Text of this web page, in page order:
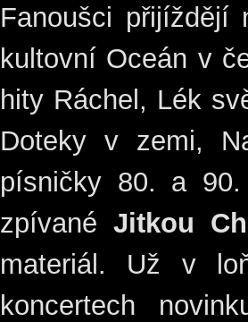
Fanoušci přijíždějí
kultovní Oceán v
hity Ráchel, Lék
Doteky v zemi,
písničky 80. a
zpívané Jitkou
materiál. Už v
koncertech